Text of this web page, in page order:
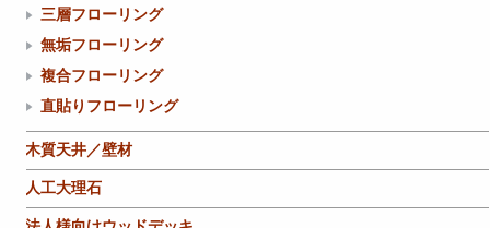
三層フローリング
無垢フローリング
複合フローリング
直貼りフローリング
木質天井／壁材
人工大理石